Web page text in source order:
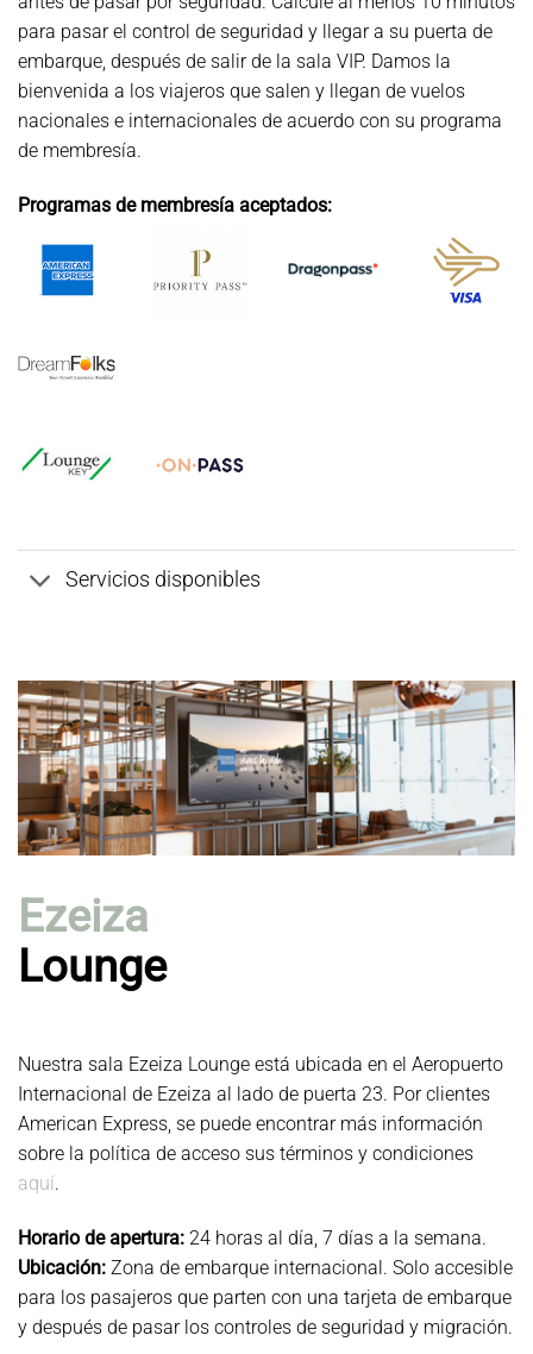
para pasar el control de seguridad y llegar a su puerta de
embarque, después de salir de la sala VIP. Damos la
bienvenida a los viajeros que salen y llegan de vuelos
nacionales e internacionales de acuerdo con su programa
de membresía.
Programas de membresía aceptados:
Servicios disponibles
Ezeiza
Lounge
Nuestra sala Ezeiza Lounge está ubicada en el Aeropuerto
Internacional de Ezeiza al lado de puerta 23. Por clientes
American Express, se puede encontrar más información
sobre la política de acceso sus términos y condiciones
aquí.
Horario de apertura: 24 horas al día, 7 días a la semana.
Ubicación: Zona de embarque internacional. Solo accesible
para los pasajeros que parten con una tarjeta de embarque
y después de pasar los controles de seguridad y migración.